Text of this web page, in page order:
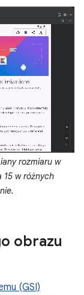
rozmiaru w
15 w różnych
obrazu
(GSI)